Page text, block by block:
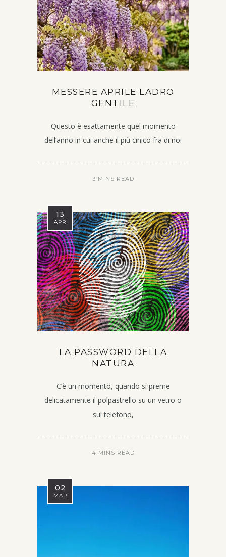
MESSERE APRILE LADRO
GENTILE
Questo è esattamente quel momento
dell’anno in cui anche il più cinico fra di noi
3 MINS READ
13
APR
LA PASSWORD DELLA
NATURA
C’è un momento, quando si preme
delicatamente il polpastrello su un vetro o
sul telefono,
4 MINS READ
02
MAR